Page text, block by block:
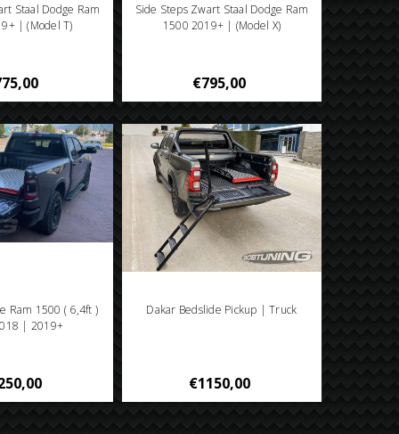
Staal Dodge Ram
| (Model T)
Side Steps Zwart Staal Dodge Ram
1500 2019+ | (Model X)
€795,00
Ram 1500 ( 6,4ft )
| 2019+
Dakar Bedslide Pickup | Truck
€1150,00